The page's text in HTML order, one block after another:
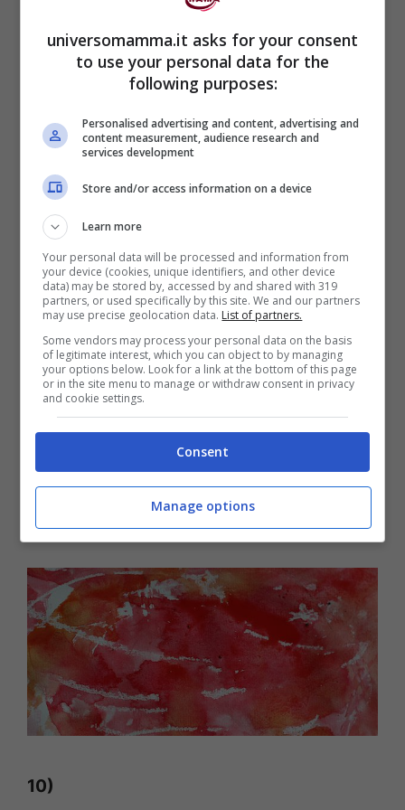
9)
10)
universomamma.it asks for your consent
to use your personal data for the
following purposes:
Personalised advertising and content, advertising and
content measurement, audience research and
services development
Store and/or access information on a device
Learn more
Your personal data will be processed and information from
your device (cookies, unique identifiers, and other device
data) may be stored by, accessed by and shared with 319
partners, or used specifically by this site. We and our partners
may use precise geolocation data. List of partners.
Some vendors may process your personal data on the basis
of legitimate interest, which you can object to by managing
your options below. Look for a link at the bottom of this page
or in the site menu to manage or withdraw consent in privacy
and cookie settings.
Consent
Manage options